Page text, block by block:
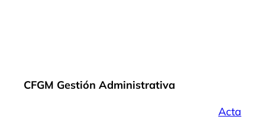
CFGM Gestión Administrativa
Acta